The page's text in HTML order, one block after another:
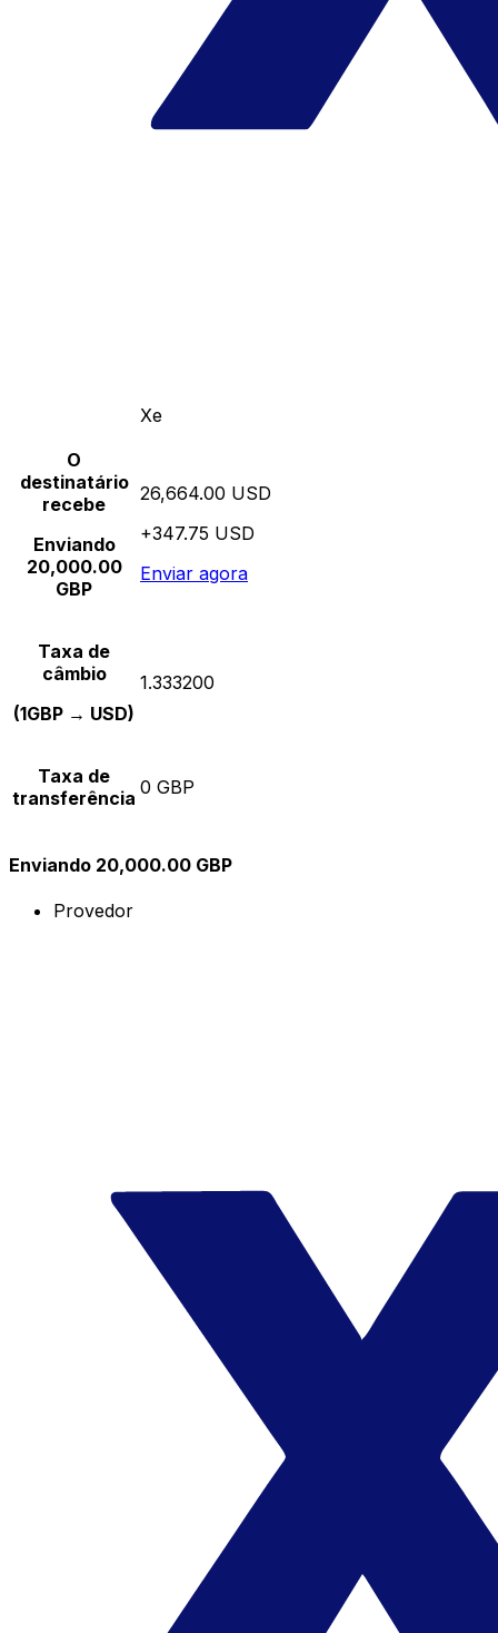
Xe
O
destinatário
recebe
Enviando
20,000.00
GBP
26,664.00 USD
+347.75 USD
Enviar agora
Taxa de
câmbio
(1GBP → USD)
1.333200
Taxa de
transferência 0 GBP
Enviando 20,000.00 GBP
Provedor